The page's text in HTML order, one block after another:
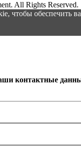
All Rights Reserved.
чтобы обеспечить
контактные